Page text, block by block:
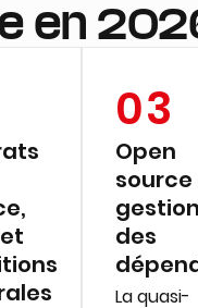
en
03
Open
source
gestion
des
La quasi-